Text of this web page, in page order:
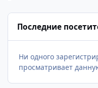
Последние
Ни одного
просматривает